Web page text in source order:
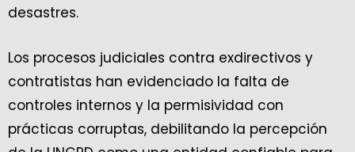
desastres.
Los procesos judiciales contra exdirectivos y
contratistas han evidenciado la falta de
controles internos y la permisividad con
prácticas corruptas, debilitando la percepción